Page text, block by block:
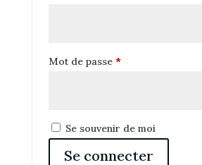
Mot de passe *Obligatoire
Alternative:
Se souvenir de moi
Se connecter